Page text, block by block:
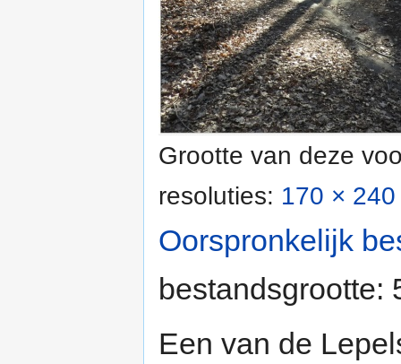
Grootte van deze
resoluties: 170 ×
Oorspronkelijk
bestandsgrootte:
Een van de